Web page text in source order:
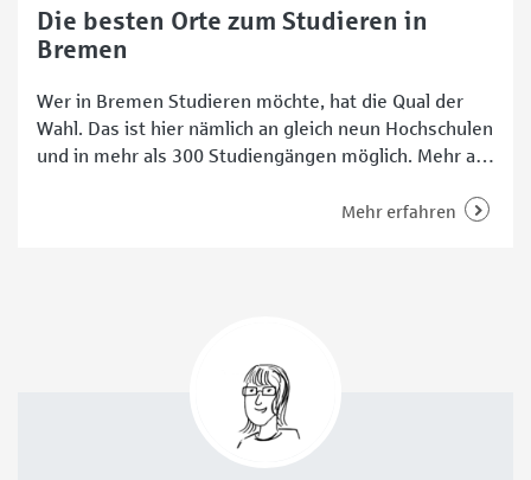
Die besten Orte zum Studieren in
Bremen
Wer in Bremen Studieren möchte, hat die Qual der
Wahl. Das ist hier nämlich an gleich neun Hochschulen
und in mehr als 300 Studiengängen möglich. Mehr als
öffentlichen und fünf privaten Hochschulen im Land
Mehr erfahren